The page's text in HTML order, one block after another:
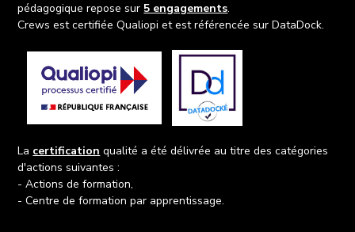
pédagogique repose sur 5 engagements.
Crews est certifiée Qualiopi et est référencée sur DataDock.
La certification qualité a été délivrée au titre des catégories
d'actions suivantes :
- Actions de formation,
- Centre de formation par apprentissage.